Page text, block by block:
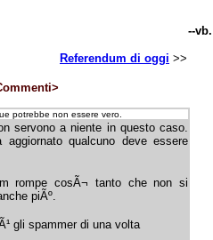
--vb.
Referendum di oggi >>
potrebbe non essere vero.
servono a niente in questo caso.
aggiornato qualcuno deve essere
rompe cosÃ¬ tanto che non si
piÃº.
gli spammer di una volta